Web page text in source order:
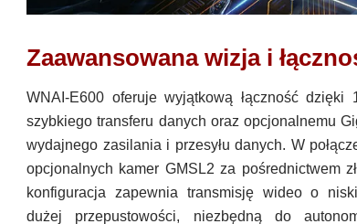
Zaawansowana wizja i
WNAI-E600 oferuje wyjątkową łączność
szybkiego transferu danych oraz opcjonalnemu
wydajnego zasilania i przesyłu danych. W
opcjonalnych kamer GMSL2 za pośrednictwem
konfiguracja zapewnia transmisję wideo o
dużej przepustowości, niezbędną do